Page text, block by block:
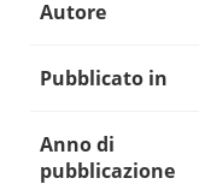
Autore
Pubblicato in
Anno di
pubblicazione